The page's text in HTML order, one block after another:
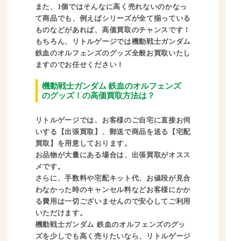
また、1個ではそんなに高く売れないのかなっ
て商品でも、例えばシリーズが全て揃っている
ものなどがあれば、高価買取のチャンスです！
もちろん、リトルゲージでは機動戦士ガンダム
鉄血のオルフェンズのグッズ全般お買取いたし
ますのでお任せください！
機動戦士ガンダム 鉄血のオルフェンズ
のグッズ！の高価買取方法は？
リトルゲージでは、お客様のご自宅に直接お伺
いする【出張買取】、郵送で商品を送る【宅配
買取】を用意しております。
お品物が大量にある場合は、出張買取がオスス
メです。
さらに、手数料や宅配キット代、お値段が見合
わなかった時のキャンセル料などお客様にかか
る費用は一切ございませんので安心してご利用
いただけます。
機動戦士ガンダム 鉄血のオルフェンズのグッ
ズを少しでも高く売りたいなら、リトルゲージ